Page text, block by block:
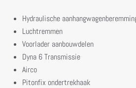
Hydraulische
Luchtremmen
Voorlader aanbouwdelen
Dyna 6 Transmissie
Airco
Pitonfix ondertrekhaak